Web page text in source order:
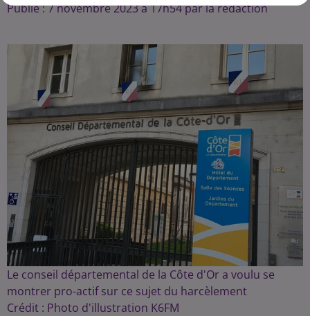
Publié : 7 novembre 2023 à 17h54 par la rédaction
Le conseil départemental de la Côte d'Or a voulu se
montrer pro-actif sur ce sujet du harcèlement
Crédit : Photo d'illustration K6FM